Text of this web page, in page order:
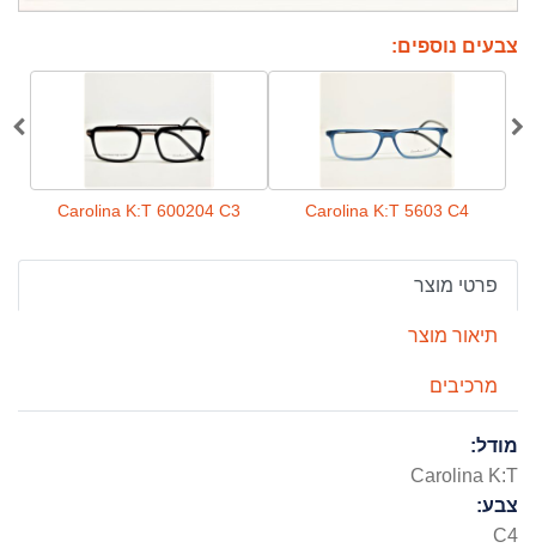
צבעים נוספים:
Carolina K:T 5603 C4
Carolina K:T 600204 C3
פרטי מוצר
תיאור מוצר
מרכיבים
מודל:
Carolina K:T
צבע:
C4